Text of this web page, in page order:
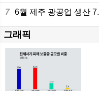
7 6월 제주 광공업 생산
그래픽